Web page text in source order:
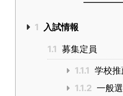
1 入試情報
1.1 募集定員
1.1.1 学校推
1.1.2 一般